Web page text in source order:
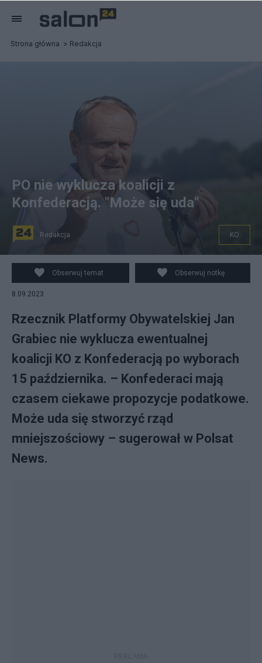
Strona główna Redakcja
Fot. PAP/Tomasz Wojtasik
PO nie wyklucza koalicji z
Konfederacją. "Może się uda"
Redakcja KO
Obserwuj temat Obserwuj notkę
8.09.2023
Rzecznik Platformy Obywatelskiej Jan
Grabiec nie wyklucza ewentualnej
koalicji KO z Konfederacją po wyborach
15 października. – Konfederaci mają
czasem ciekawe propozycje podatkowe.
Może uda się stworzyć rząd
mniejszościowy – sugerował w Polsat
News.